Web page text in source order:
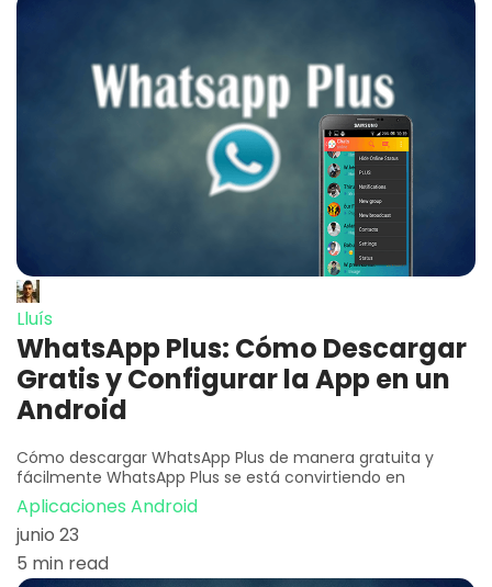
Lluís
WhatsApp Plus: Cómo Descargar
Gratis y Configurar la App en un
Android
Cómo descargar WhatsApp Plus de manera gratuita y
fácilmente WhatsApp Plus se está convirtiendo en
Aplicaciones Android
junio 23
5 min read